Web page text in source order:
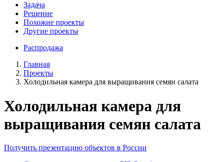
Задача
Решение
Похожие проекты
Другие проекты
Распродажа
Главная
Проекты
Холодильная камера для выращивания семян салата
Холодильная камера для
выращивания семян салата
Получить презентацию объектов в России